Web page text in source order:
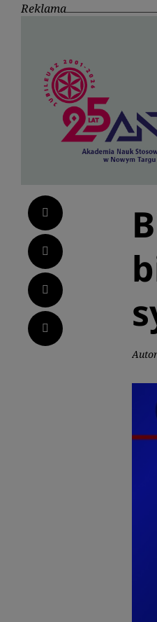
Reklama
Facebook
Twitter
LinkedIn
Pinterest